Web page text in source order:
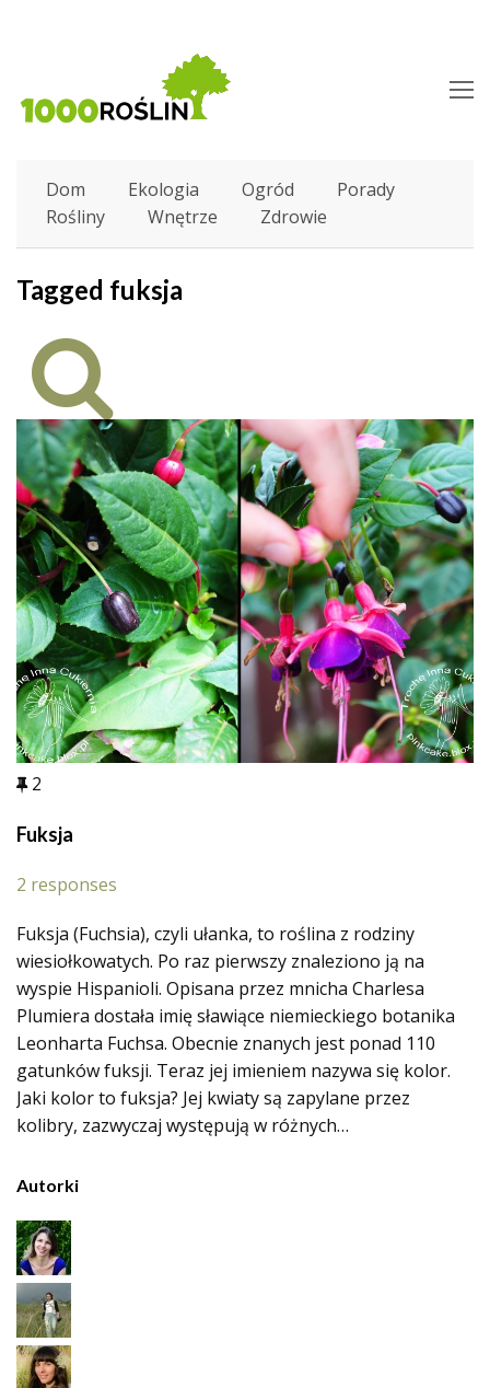
Dom Ekologia Ogród
Porady
Rośliny
Wnętrze Zdrowie
Tagged fuksja
2
Fuksja
2 responses
Fuksja (Fuchsia), czyli ułanka, to roślina z rodziny
wiesiołkowatych. Po raz pierwszy znaleziono ją na
wyspie Hispanioli. Opisana przez mnicha Charlesa
Plumiera dostała imię sławiące niemieckiego botanika
Leonharta Fuchsa. Obecnie znanych jest ponad 110
gatunków fuksji. Teraz jej imieniem nazywa się kolor.
Jaki kolor to fuksja? Jej kwiaty są zapylane przez
kolibry, zazwyczaj występują w różnych…
Autorki